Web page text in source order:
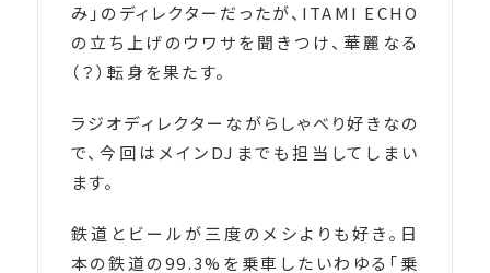
み」のディレクターだったが、ITAMI ECHO
の立ち上げのウワサを聞きつけ、華麗なる
（？）転身を果たす。
ラジオディレクターながらしゃべり好きなの
で、今回はメインDJまでも担当してしまい
ます。
鉄道とビールが三度のメシよりも好き。日
本の鉄道の99.3%を乗車したいわゆる「乗